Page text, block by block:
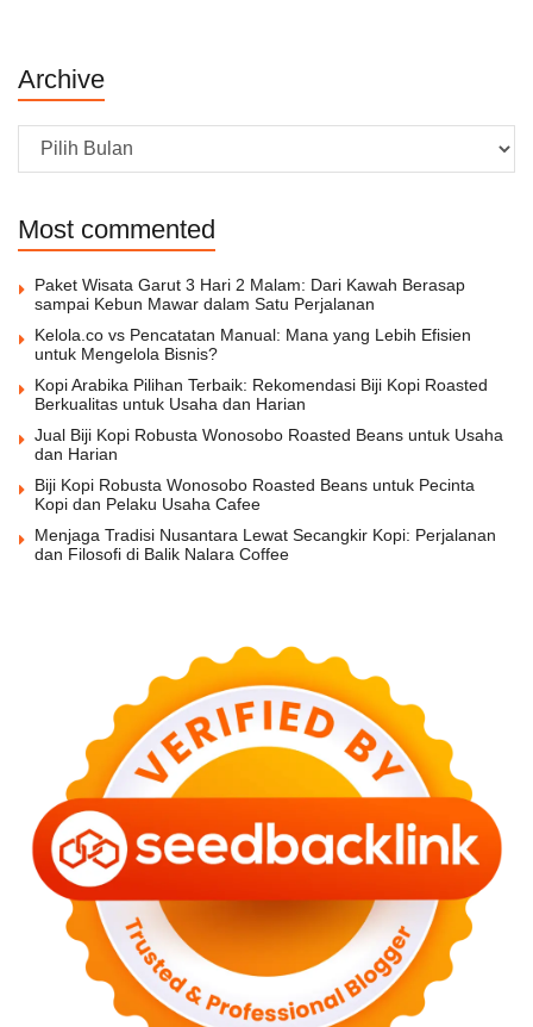
Archive
Archive
Most commented
Paket Wisata Garut 3 Hari 2 Malam: Dari Kawah Berasap
sampai Kebun Mawar dalam Satu Perjalanan
Kelola.co vs Pencatatan Manual: Mana yang Lebih Efisien
untuk Mengelola Bisnis?
Kopi Arabika Pilihan Terbaik: Rekomendasi Biji Kopi Roasted
Berkualitas untuk Usaha dan Harian
Jual Biji Kopi Robusta Wonosobo Roasted Beans untuk Usaha
dan Harian
Biji Kopi Robusta Wonosobo Roasted Beans untuk Pecinta
Kopi dan Pelaku Usaha Cafee
Menjaga Tradisi Nusantara Lewat Secangkir Kopi: Perjalanan
dan Filosofi di Balik Nalara Coffee